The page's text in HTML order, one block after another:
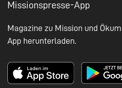
Missionspresse-App
Magazine zu Mission und
App herunterladen.